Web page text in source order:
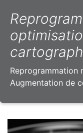
Reprogrammation
Augmentation de